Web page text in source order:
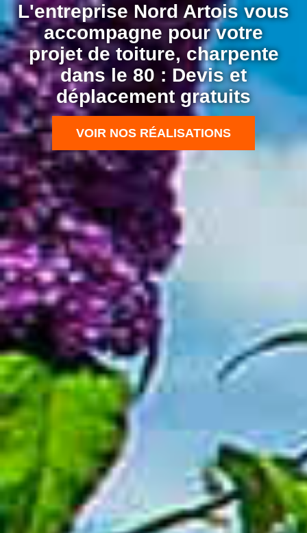
L'entreprise Nord Artois vous
accompagne pour votre
projet de toiture, charpente
dans le 80 : Devis et
déplacement gratuits
VOIR NOS RÉALISATIONS